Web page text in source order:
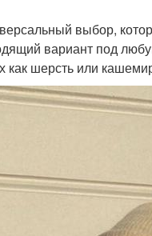
выбор,
вариант под
как шерсть или